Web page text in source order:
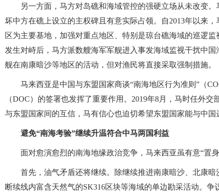
另一方面，马方对岛礁和海域管控的强硬立场从未改变
坏中方在礁上设立的主权碑且有意实际占领。自2013年以来
区为主要基地，加强对重点地区、特别是琼台礁海域的巡逻
发生对峙后，马方派数艘海军军舰进入事发海域监视干扰中
舰在南康暗沙等地区的活动，但对渔民将直接采取强制措施。
马来西亚是中国与东盟国家商谈“南海地区行为准则”（
（DOC）的签署也发挥了重要作用。2019年8月，马时任外
与东盟国家间的互信，马有信心也迫切希望东盟国家能与中国
避免“南海考验”继续升温符合中马两国利益
面对愈演愈烈的南海地缘政治竞争，马来西亚虽有意“置
首先，油气矛盾还将继续。除继续推进南康暗沙、北康
断续线内富含天然气的SK316区块等海域的单边勘采活动。